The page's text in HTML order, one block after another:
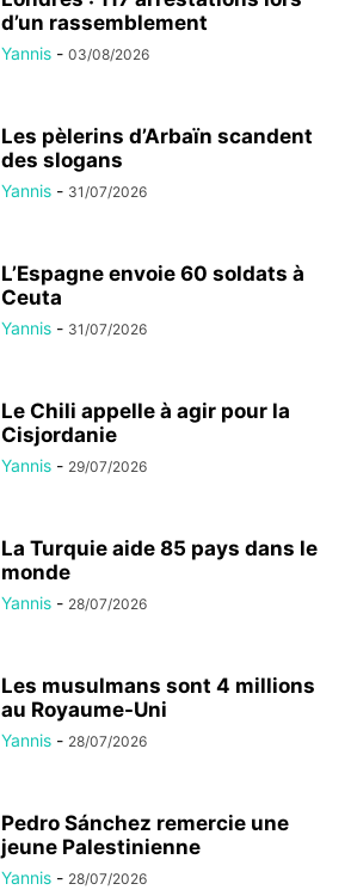
d’un rassemblement
Yannis - 03/08/2026
Les pèlerins d’Arbaïn scandent
des slogans
Yannis - 31/07/2026
L’Espagne envoie 60 soldats à
Ceuta
Yannis - 31/07/2026
Le Chili appelle à agir pour la
Cisjordanie
Yannis - 29/07/2026
La Turquie aide 85 pays dans le
monde
Yannis - 28/07/2026
Les musulmans sont 4 millions
au Royaume-Uni
Yannis - 28/07/2026
Pedro Sánchez remercie une
jeune Palestinienne
Yannis - 28/07/2026